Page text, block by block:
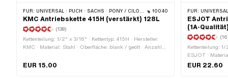
FÜR: UNIVERSAL · PUCH · SACHS · PONY / CILO (BETA 521 & 512) · ZÜNDAPP BELMONDO · TOMOS · BYE BIKE · ALPA CHOPPER / TURBO · CILO 10040
KMC Antriebskette 415H (verstärkt) 128L
(138)
Kettenteilung: 1/2" x 3/16" · Kettentyp: 415H · Hersteller:
KMC · Material: Stahl · Oberfläche: blank / geölt · Anzahl
Kettenschloss-Art: Federverschluss · Farbe: grau · Ø
EUR 15.00
FÜR: UNIVERSAL · PUCH ·
ESJOT
(1A-Qualität)
Kettenteilung: 1/
ESJOT ·
Anzahl
EUR 22.60